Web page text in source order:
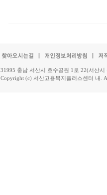
31995 충남 서산시 호수공원 1로 22(서산
Copyright (c) 서산고용복지플러스센터 내.